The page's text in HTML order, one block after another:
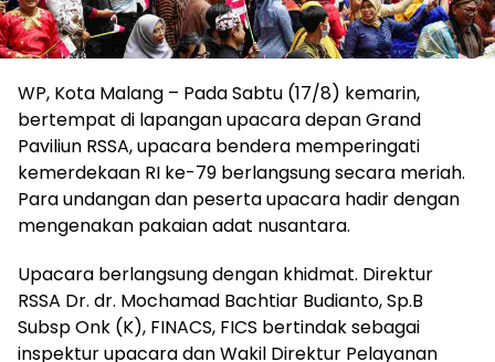
WP, Kota Malang – Pada Sabtu (17/8) kemarin,
bertempat di lapangan upacara depan Grand
Paviliun RSSA, upacara bendera memperingati
kemerdekaan RI ke-79 berlangsung secara meriah.
Para undangan dan peserta upacara hadir dengan
mengenakan pakaian adat nusantara.
Upacara berlangsung dengan khidmat. Direktur
RSSA Dr. dr. Mochamad Bachtiar Budianto, Sp.B
Subsp Onk (K), FINACS, FICS bertindak sebagai
inspektur upacara dan Wakil Direktur Pelayanan